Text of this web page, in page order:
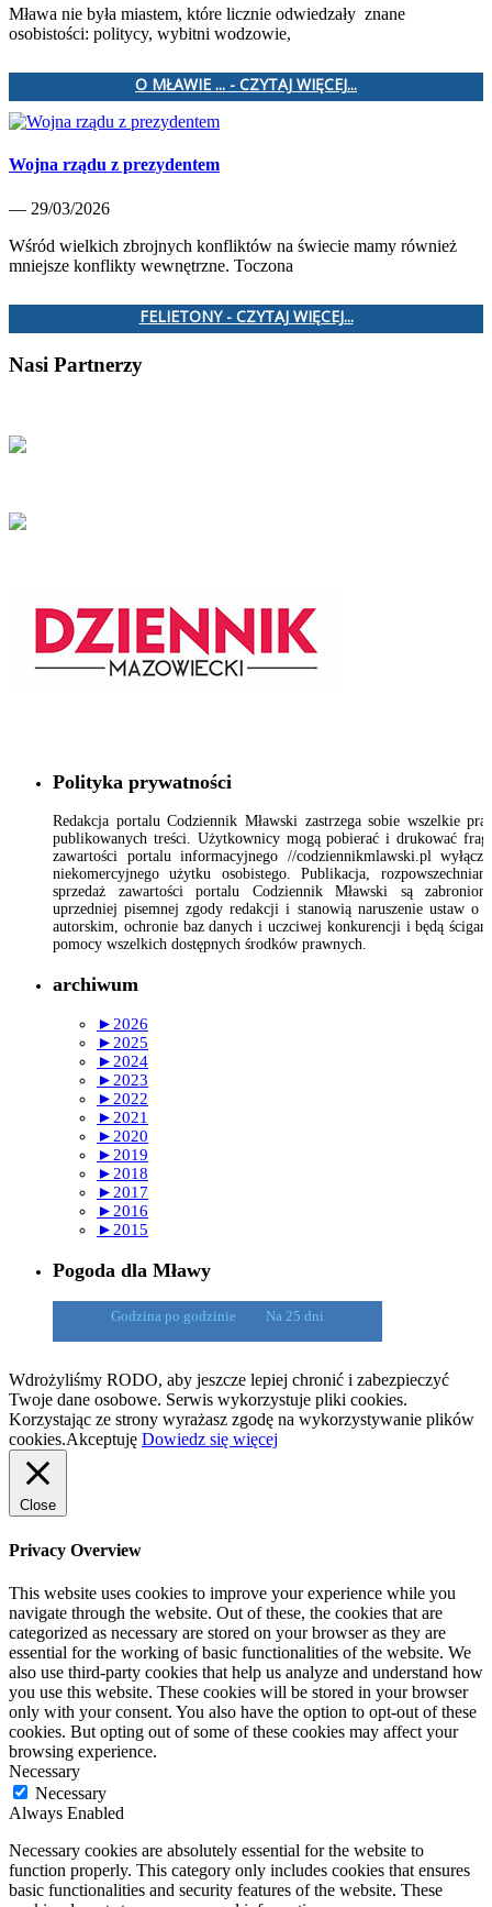
Mława nie była miastem, które licznie odwiedzały znane
osobistości: politycy, wybitni wodzowie,
O MŁAWIE ... - CZYTAJ WIĘCEJ...
Wojna rządu z prezydentem
— 29/03/2026
Wśród wielkich zbrojnych konfliktów na świecie mamy również
mniejsze konflikty wewnętrzne. Toczona
FELIETONY - CZYTAJ WIĘCEJ...
Nasi Partnerzy
Polityka prywatności
Redakcja portalu Codziennik Mławski zastrzega sobie wszelkie
publikowanych treści. Użytkownicy mogą pobierać i drukować
zawartości portalu informacyjnego //codziennikmlawski.pl
niekomercyjnego użytku osobistego. Publikacja,
sprzedaż zawartości portalu Codziennik Mławski są
uprzedniej pisemnej zgody redakcji i stanowią naruszenie ustaw o
autorskim, ochronie baz danych i uczciwej konkurencji i będą
pomocy wszelkich dostępnych środków prawnych.
archiwum
►2026
►2025
►2024
►2023
►2022
►2021
►2020
►2019
►2018
►2017
►2016
►2015
Pogoda dla Mławy
Godzina po godzinie Na 25 dni
Wdrożyliśmy RODO, aby jeszcze lepiej chronić i zabezpieczyć
Twoje dane osobowe. Serwis wykorzystuje pliki cookies.
Korzystając ze strony wyrażasz zgodę na wykorzystywanie plików
cookies.Akceptuję Dowiedz się więcej
Close
Privacy Overview
This website uses cookies to improve your experience while you
navigate through the website. Out of these, the cookies that are
categorized as necessary are stored on your browser as they are
essential for the working of basic functionalities of the website. We
also use third-party cookies that help us analyze and understand how
you use this website. These cookies will be stored in your browser
only with your consent. You also have the option to opt-out of these
cookies. But opting out of some of these cookies may affect your
browsing experience.
Necessary
Necessary
Always Enabled
Necessary cookies are absolutely essential for the website to
function properly. This category only includes cookies that ensures
basic functionalities and security features of the website. These